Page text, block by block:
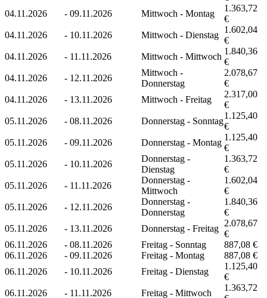
04.11.2026
- 09.11.2026 Mittwoch - Montag
1.363,72
€
04.11.2026
- 10.11.2026 Mittwoch - Dienstag
1.602,04
€
04.11.2026
- 11.11.2026 Mittwoch - Mittwoch
1.840,36
€
04.11.2026
- 12.11.2026
Mittwoch -
Donnerstag
2.078,67
€
04.11.2026
- 13.11.2026 Mittwoch - Freitag
2.317,00
€
05.11.2026
- 08.11.2026 Donnerstag - Sonntag
1.125,40
€
05.11.2026
- 09.11.2026 Donnerstag - Montag
1.125,40
€
05.11.2026
- 10.11.2026
Donnerstag -
Dienstag
1.363,72
€
05.11.2026
- 11.11.2026
Donnerstag -
Mittwoch
1.602,04
€
05.11.2026
- 12.11.2026
Donnerstag -
Donnerstag
1.840,36
€
05.11.2026
- 13.11.2026 Donnerstag - Freitag
2.078,67
€
06.11.2026
- 08.11.2026 Freitag - Sonntag
887,08 €
06.11.2026
- 09.11.2026 Freitag - Montag
887,08 €
06.11.2026
- 10.11.2026 Freitag - Dienstag
1.125,40
€
06.11.2026
- 11.11.2026 Freitag - Mittwoch
1.363,72